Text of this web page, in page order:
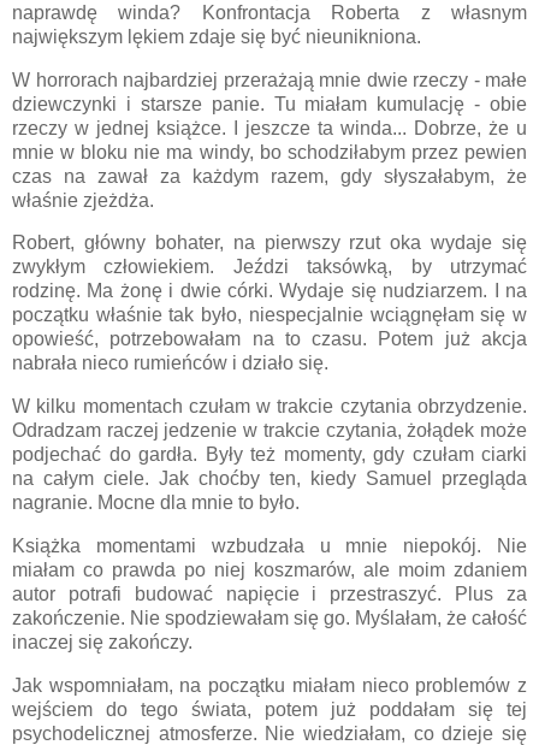
naprawdę winda? Konfrontacja Roberta z własnym
największym lękiem zdaje się być nieunikniona.
W horrorach najbardziej przerażają mnie dwie rzeczy - małe
dziewczynki i starsze panie. Tu miałam kumulację - obie
rzeczy w jednej książce. I jeszcze ta winda... Dobrze, że u
mnie w bloku nie ma windy, bo schodziłabym przez pewien
czas na zawał za każdym razem, gdy słyszałabym, że
właśnie zjeżdża.
Robert, główny bohater, na pierwszy rzut oka wydaje się
zwykłym człowiekiem. Jeździ taksówką, by utrzymać
rodzinę. Ma żonę i dwie córki. Wydaje się nudziarzem. I na
początku właśnie tak było, niespecjalnie wciągnęłam się w
opowieść, potrzebowałam na to czasu. Potem już akcja
nabrała nieco rumieńców i działo się.
W kilku momentach czułam w trakcie czytania obrzydzenie.
Odradzam raczej jedzenie w trakcie czytania, żołądek może
podjechać do gardła. Były też momenty, gdy czułam ciarki
na całym ciele. Jak choćby ten, kiedy Samuel przegląda
nagranie. Mocne dla mnie to było.
Książka momentami wzbudzała u mnie niepokój. Nie
miałam co prawda po niej koszmarów, ale moim zdaniem
autor potrafi budować napięcie i przestraszyć. Plus za
zakończenie. Nie spodziewałam się go. Myślałam, że całość
inaczej się zakończy.
Jak wspomniałam, na początku miałam nieco problemów z
wejściem do tego świata, potem już poddałam się tej
psychodelicznej atmosferze. Nie wiedziałam, co dzieje się